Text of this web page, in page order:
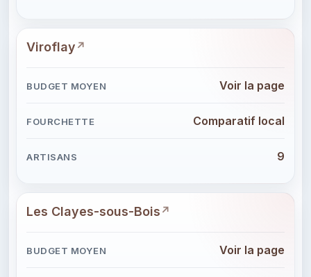
Viroflay
Voir la page
Comparatif local
9
Les Clayes-sous-Bois
Voir la page